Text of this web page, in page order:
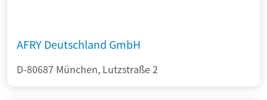
AFRY Deutschland GmbH
D-80687 München, Lutzstraße 2